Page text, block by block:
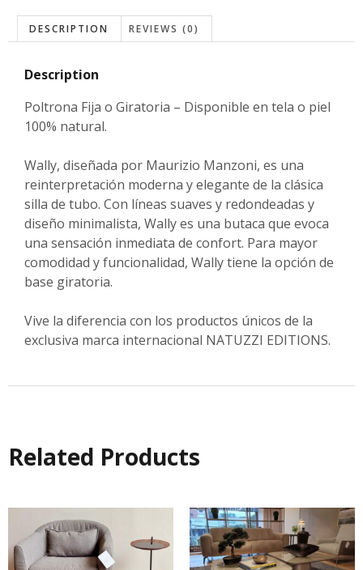
DESCRIPTION REVIEWS (0)
Description
Poltrona Fija o Giratoria – Disponible en tela o piel
100% natural.
Wally, diseñada por Maurizio Manzoni, es una
reinterpretación moderna y elegante de la clásica
silla de tubo. Con líneas suaves y redondeadas y
diseño minimalista, Wally es una butaca que evoca
una sensación inmediata de confort. Para mayor
comodidad y funcionalidad, Wally tiene la opción de
base giratoria.
Vive la diferencia con los productos únicos de la
exclusiva marca internacional NATUZZI EDITIONS.
Related Products